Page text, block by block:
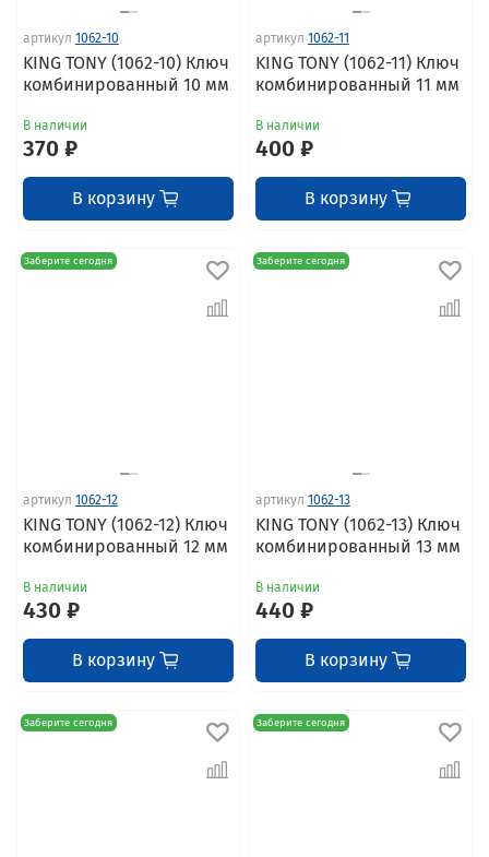
артикул 1062-10
KING TONY (1062-10) Ключ
комбинированный 10 мм
В наличии
370 ₽
В корзину
артикул 1062-11
KING TONY (1062-11) Ключ
комбинированный 11 мм
В наличии
400 ₽
В корзину
Заберите сегодня
артикул 1062-12
KING TONY (1062-12) Ключ
комбинированный 12 мм
В наличии
430 ₽
В корзину
Заберите сегодня
артикул 1062-13
KING TONY (1062-13) Ключ
комбинированный 13 мм
В наличии
440 ₽
В корзину
Заберите сегодня Заберите сегодня